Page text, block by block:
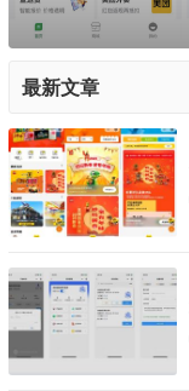
最新文章